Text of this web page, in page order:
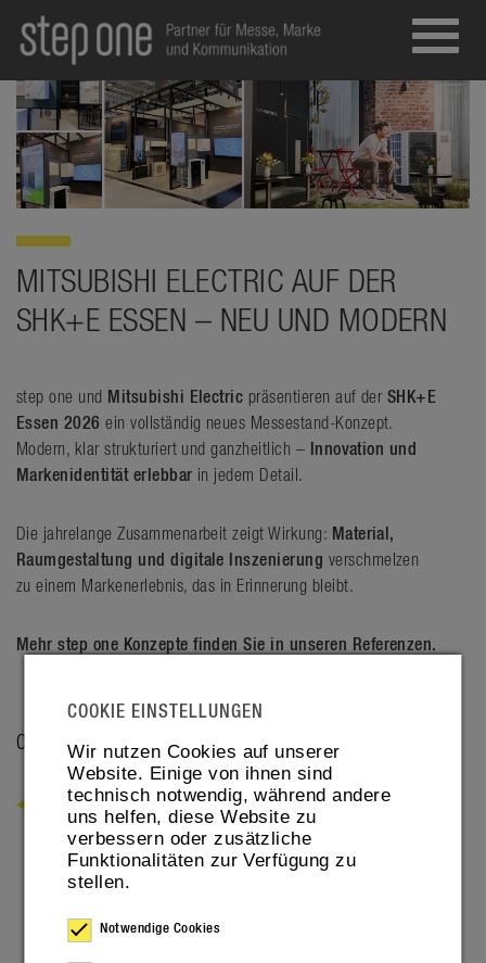
MITSUBISHI ELECTRIC AUF DER
SHK+E ESSEN – NEU UND MODERN
step one und Mitsubishi Electric präsentieren auf der SHK+E
Essen 2026 ein vollständig neues Messestand-Konzept.
Modern, klar strukturiert und ganzheitlich –
Innovation und
Markenidentität erlebbar in jedem Detail.
Die jahrelange Zusammenarbeit zeigt Wirkung: Material,
Raumgestaltung und digitale Inszenierung verschmelzen
zu einem Markenerlebnis, das in Erinnerung bleibt.
Mehr step one Konzepte finden Sie in unseren Referenzen.
07. MAY 2026
ZURÜCK
COOKIE EINSTELLUNGEN
Wir nutzen Cookies auf unserer
Website. Einige von ihnen sind
technisch notwendig, während andere
uns helfen, diese Website zu
verbessern oder zusätzliche
Funktionalitäten zur Verfügung zu
stellen.
Notwendige Cookies